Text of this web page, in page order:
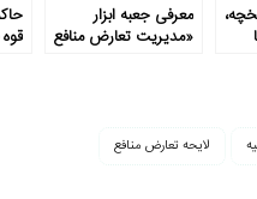
معرفی جعبه ابزار
«مدیریت تعارض منافع
لایحه تعارض منافع